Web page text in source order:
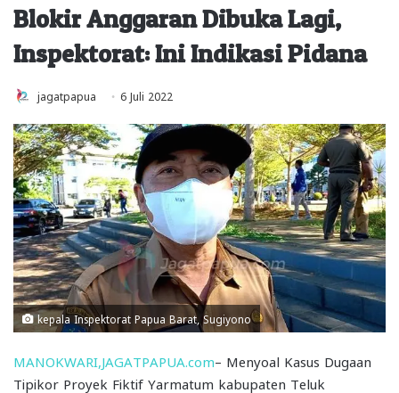
Blokir Anggaran Dibuka Lagi,
Inspektorat: Ini Indikasi Pidana
jagatpapua 6 Juli 2022
kepala Inspektorat Papua Barat, Sugiyono
MANOKWARI,JAGATPAPUA.com– Menyoal Kasus Dugaan
Tipikor Proyek Fiktif Yarmatum kabupaten Teluk